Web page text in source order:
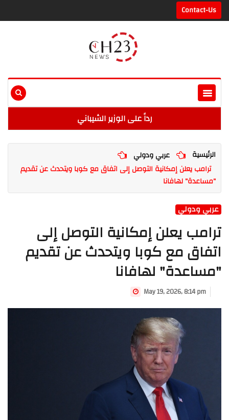
Contact-Us
رداً على الوزير الشيباني
الرئيسية
عربي ودولي
ترامب يعلن إمكانية التوصل إلى اتفاق مع كوبا ويتحدث عن تقديم
"مساعدة" لهافانا
عربي ودولي
ترامب يعلن إمكانية التوصل إلى
اتفاق مع كوبا ويتحدث عن تقديم
"مساعدة" لهافانا
May 19, 2026, 8:14 pm